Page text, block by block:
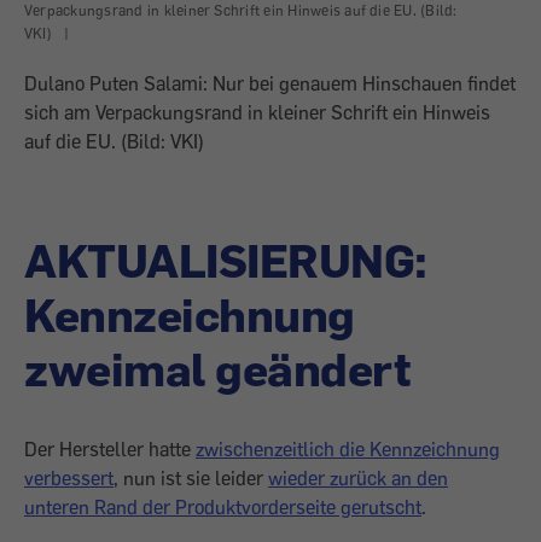
Verpackungsrand in kleiner Schrift ein Hinweis auf die EU. (Bild:
VKI)
|
Dulano Puten Salami: Nur bei genauem Hinschauen findet
sich am Verpackungsrand in kleiner Schrift ein Hinweis
auf die EU. (Bild: VKI)
AKTUALISIERUNG:
Kennzeichnung
zweimal geändert
Der Hersteller hatte zwischenzeitlich die Kennzeichnung
verbessert, nun ist sie leider wieder zurück an den
unteren Rand der Produktvorderseite gerutscht.